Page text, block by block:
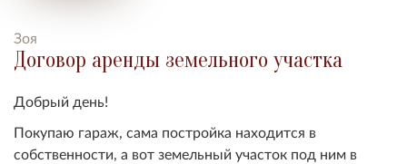
Зоя
Договор аренды земельного участка
Добрый день!
Покупаю гараж, сама постройка находится в
собственности, а вот земельный участок под ним в